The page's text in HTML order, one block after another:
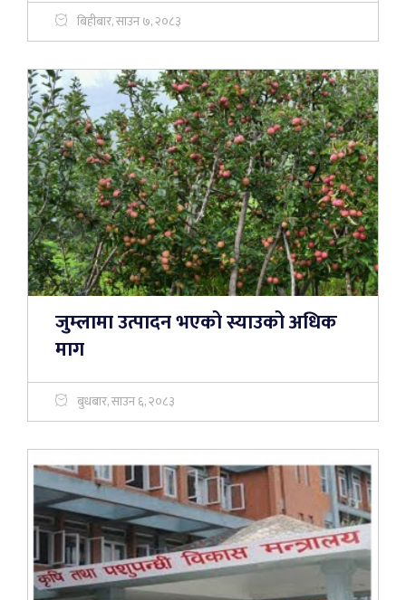
बिहीबार, साउन ७, २०८३
जुम्लामा उत्पादन भएको स्याउको अधिक
माग
बुधबार, साउन ६, २०८३